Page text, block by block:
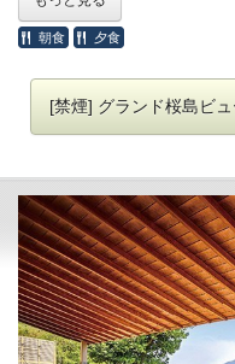
■年末年始特別プランにつき、
～8/31迄：無料
11/1～11/30迄：宿泊料の
12/1～宿泊日当日：宿泊料の
取消連絡なしのキャンセル：
■複数部屋をご予約の際、フ
■連泊で異なるお部屋タイプ
る旨ご了承ください。
■ホテル敷地内駐車場 料金の
普通車：1,300円（※2泊目以
ご予約制ではございません
特典満載のアニバーサリープ
■ご夕食
ザ ラウンジカサブランカ（
◆乾杯ドリンク
（スパークリングワインまた
◆フォトサービス
◆デザートプレートメッセー
ください。）
※夕食予約時間をお知らせ下
～）
朝食 夕食
[禁煙] グランド桜島ビ